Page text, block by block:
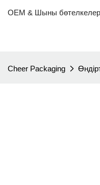
OEM & Шыны
Cheer Packaging